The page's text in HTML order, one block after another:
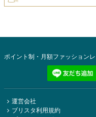
ポイント制・月額ファッション
運営会社
ブリスタ利用規約